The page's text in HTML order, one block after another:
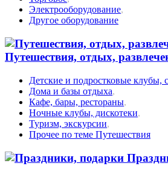
Электрооборудование,
Другое оборудование
Путешествия, отдых,
Детские и подростковые клубы,
Дома и базы отдыха,
Кафе, бары, рестораны,
Ночные клубы, дискотеки,
Туризм, экскурсии,
Прочее по теме Путешествия